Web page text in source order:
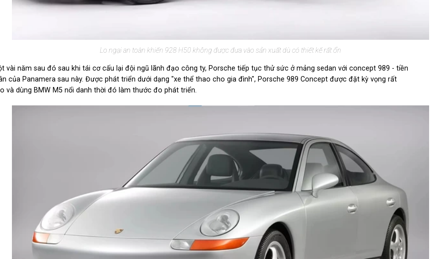
Lo ngại an toàn khiến 928 H50 không được đưa vào sản xuất dù có thiết kế rất ổn
vài năm sau đó sau khi tái cơ cấu lại đội ngũ lãnh đạo công ty, Porsche tiếp tục thử sức ở mảng sedan với concept 989 - tiền
của Panamera sau này. Được phát triển dưới dạng "xe thể thao cho gia đình", Porsche 989 Concept được đặt kỳ vọng rất
và dùng BMW M5 nổi danh thời đó làm thước đo phát triển.